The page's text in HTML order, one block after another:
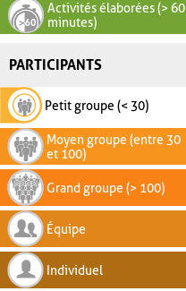
Activités élaborées (> 60
minutes)
PARTICIPANTS
Petit groupe (< 30)
Moyen groupe (entre 30
et 100)
Grand groupe (> 100)
Équipe
Individuel